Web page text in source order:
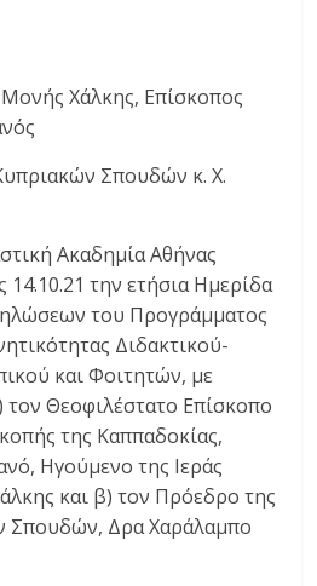
Χάλκης, Επίσκοπος
Σπουδών κ. Χ.
Ακαδημία Αθήνας
14.10.21 την ετήσια Ημερίδα
του Προγράμματος
Διδακτικού-
και Φοιτητών, με
Θεοφιλέστατο Επίσκοπο
της Καππαδοκίας,
Ηγούμενο της Ιεράς
και β) τον Πρόεδρο της
Σπουδών, Δρα Χαράλαμπο